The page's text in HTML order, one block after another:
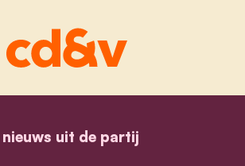
home
nieuws uit de partijbegroting_turnhout